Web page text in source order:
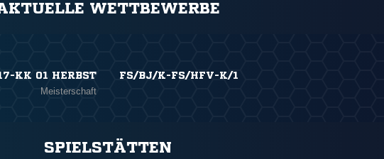
WETTBEWERBE
KK 01 HERBST
Meisterschaft
FS/BJ/K-FS/HFV-K/1
SPIELSTÄTTEN